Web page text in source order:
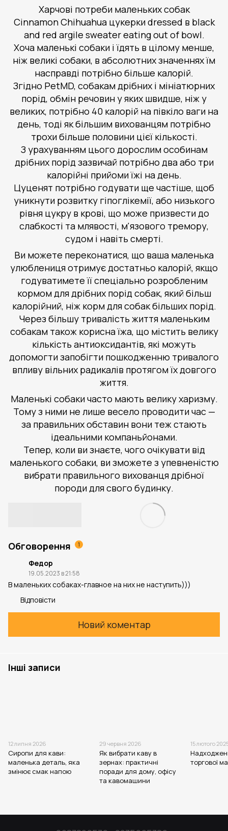
Харчові потреби маленьких собак
Cinnamon Chihuahua цукерки dressed в black
and red argile sweater eating out of bowl.
Хоча маленькі собаки і їдять в цілому менше,
ніж великі собаки, в абсолютних значеннях їм
насправді потрібно більше калорій.
Згідно PetMD, собакам дрібних і мініатюрних
порід, обмін речовин у яких швидше, ніж у
великих, потрібно 40 калорій на півкіло ваги на
день, тоді як більшим вихованцям потрібно
трохи більше половини цієї кількості.
З урахуванням цього дорослим особинам
дрібних порід зазвичай потрібно два або три
калорійні прийоми їжі на день.
Цуценят потрібно годувати ще частіше, щоб
уникнути розвитку гіпоглікемії, або низького
рівня цукру в крові, що може призвести до
слабкості та млявості, м'язового тремору,
судом і навіть смерті.
Ви можете переконатися, що ваша маленька
улюблениця отримує достатньо калорій, якщо
годуватимете її спеціально розробленим
кормом для дрібних порід собак, який більш
калорійний, ніж корм для собак більших порід.
Через більшу тривалість життя маленьким
собакам також корисна їжа, що містить велику
кількість антиоксидантів, які можуть
допомогти запобігти пошкодженню тривалого
впливу вільних радикалів протягом їх довгого
життя.
Маленькі собаки часто мають велику харизму.
Тому з ними не лише весело проводити час —
за правильних обставин вони теж стають
ідеальними компаньйонами.
Тепер, коли ви знаєте, чого очікувати від
маленького собаки, ви зможете з упевненістю
вибрати правильного вихованця дрібної
породи для свого будинку.
Обговорення 1
Федор
19.05.2023 в 21:58
В маленьких собаках-главное на них не наступить)))
Відповісти
Новий коментар
Інші записи
12 липня 2026
Сиропи для кави:
маленька деталь, яка
змінює смак напою
29 червня 2026
Як вибрати каву в
зернах: практичні
поради для дому, офісу
та кавомашини
15 лютого
торгової